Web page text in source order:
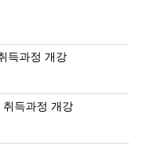
득과정 개강
득과정 개강